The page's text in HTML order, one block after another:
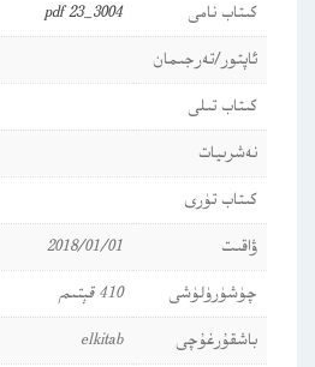
كىتاب نامى
3004_23 pdf
ئاپتور/تەرجىمان
كىتاب تىلى
نەشرىيات
كىتاب تۈرى
ۋاقىت
2018/01/01
چۈشۈرۈلۈشى
410 قېتىم
باشقۇرغۇچى
elkitab